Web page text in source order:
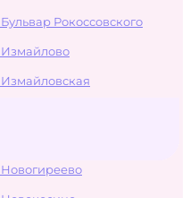
Рокоссовского
Измайлово